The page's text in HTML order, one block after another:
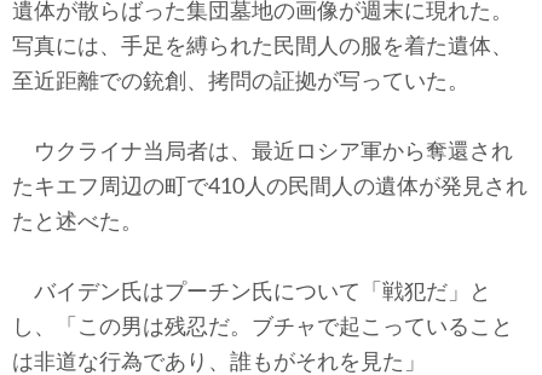
ビル・ガーツ
東アジア
東京発
遺体が散らばった集団墓地の画像が週末に現れた。
写真には、手足を縛られた民間人の服を着た遺体、
至近距離での銃創、拷問の証拠が写っていた。
ウクライナ当局者は、最近ロシア軍から奪還され
たキエフ周辺の町で410人の民間人の遺体が発見され
たと述べた。
バイデン氏はプーチン氏について「戦犯だ」と
し、「この男は残忍だ。ブチャで起こっていること
は非道な行為であり、誰もがそれを見た」